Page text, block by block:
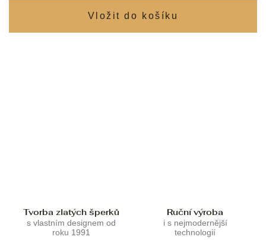
Tvorba zlatých šperků
s vlastním designem od
roku 1991
Ruční výroba
i s nejmodernější
technologií